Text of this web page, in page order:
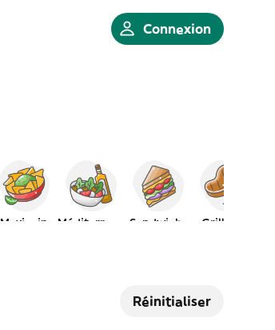
Connexion
Mexicain Sandwichs Grillades
Réinitialiser